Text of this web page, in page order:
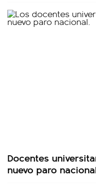
Docentes
nuevo paro